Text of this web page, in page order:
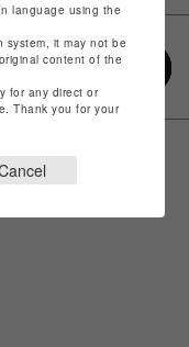
language using the
system, it may not be
content of the
for any direct or
Thank you for your